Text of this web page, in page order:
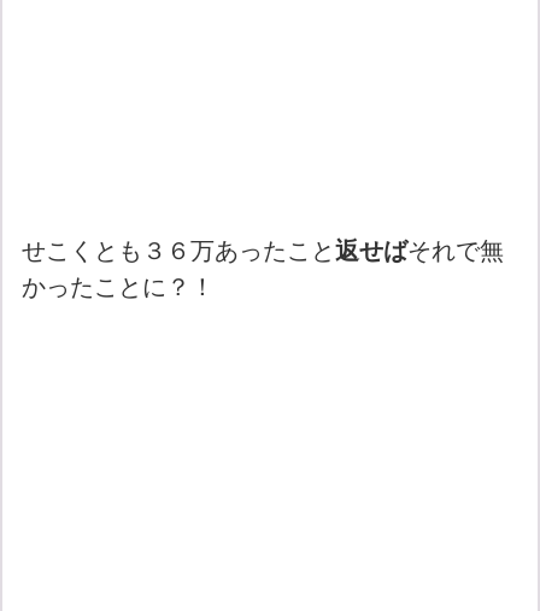
せこくとも３６万あったこと返せばそれで無
かったことに？！